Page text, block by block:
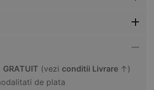
GRATUIT (vezi conditii Livrare ↑)
de plata